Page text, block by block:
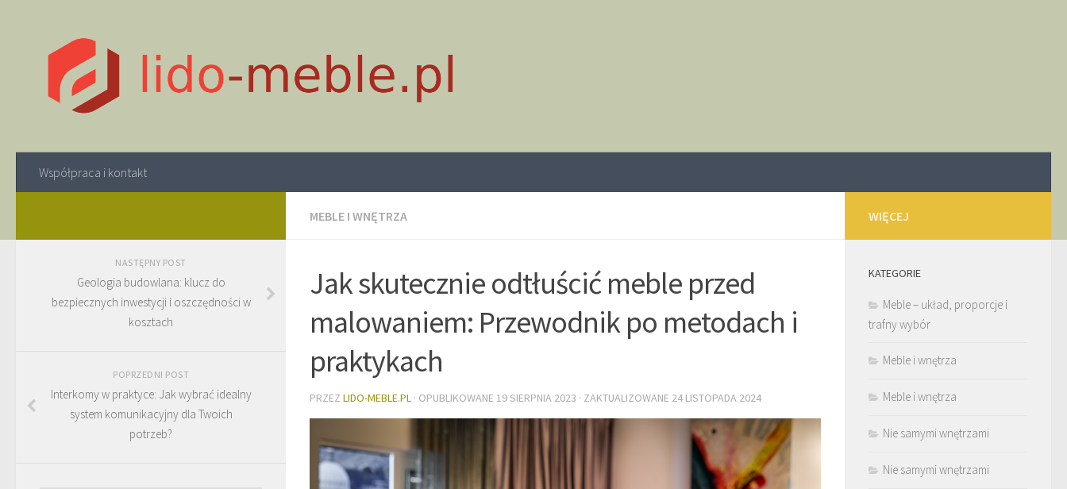
Współpraca i kontakt
MEBLE I WNĘTRZA
Jak skutecznie odtłuścić meble przed
malowaniem: Przewodnik po metodach i
praktykach
PRZEZ LIDO-MEBLE.PL · OPUBLIKOWANE 19 SIERPNIA 2023 · ZAKTUALIZOWANE 24 LISTOPADA 2024
NASTĘPNY POST
Geologia budowlana: klucz do
bezpiecznych inwestycji i oszczędności w
kosztach
POPRZEDNI POST
Interkomy w praktyce: Jak wybrać idealny
system komunikacyjny dla Twoich
potrzeb?
WIĘCEJ
KATEGORIE
Meble – układ, proporcje i
trafny wybór
Meble i wnętrza
Meble i wnętrza
Nie samymi wnętrzami
Nie samymi wnętrzami